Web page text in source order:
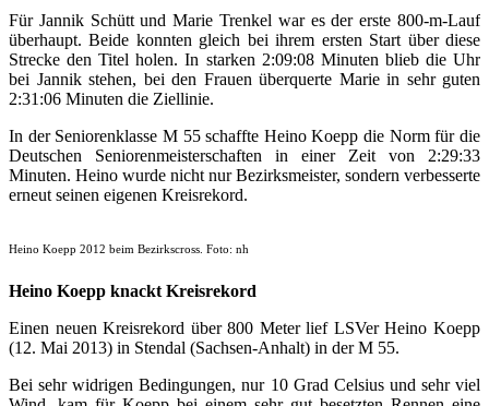
Für Jannik Schütt und Marie Trenkel war es der erste 800-m-Lauf
überhaupt. Beide konnten gleich bei ihrem ersten Start über diese
Strecke den Titel holen. In starken 2:09:08 Minuten blieb die Uhr
bei Jannik stehen, bei den Frauen überquerte Marie in sehr guten
2:31:06 Minuten die Ziellinie.
In der Seniorenklasse M 55 schaffte Heino Koepp die Norm für die
Deutschen Seniorenmeisterschaften in einer Zeit von 2:29:33
Minuten. Heino wurde nicht nur Bezirksmeister, sondern verbesserte
erneut seinen eigenen Kreisrekord.
Heino Koepp 2012 beim Bezirkscross. Foto: nh
Heino Koepp knackt Kreisrekord
Einen neuen Kreisrekord über 800 Meter lief LSVer Heino Koepp
(12. Mai 2013) in Stendal (Sachsen-Anhalt) in der M 55.
Bei sehr widrigen Bedingungen, nur 10 Grad Celsius und sehr viel